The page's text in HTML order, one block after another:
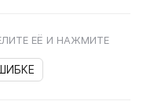
ЕЁ И НАЖМИТЕ